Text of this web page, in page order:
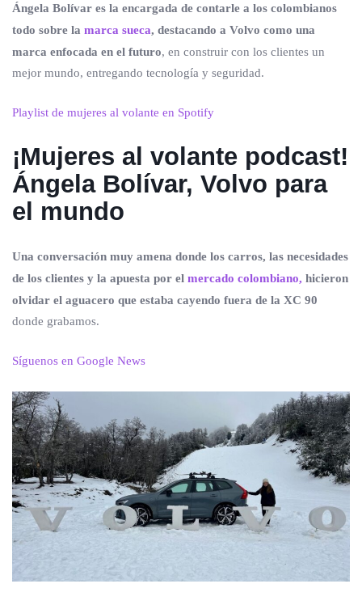
Ángela Bolívar es la encargada de contarle a los colombianos
todo sobre la marca sueca, destacando a Volvo como una
marca enfocada en el futuro, en construir con los clientes un
mejor mundo, entregando tecnología y seguridad.
Playlist de mujeres al volante en Spotify
¡Mujeres al volante podcast!
Ángela Bolívar, Volvo para
el mundo
Una conversación muy amena donde los carros, las necesidades
de los clientes y la apuesta por el mercado colombiano, hicieron
olvidar el aguacero que estaba cayendo fuera de la XC 90
donde grabamos.
Síguenos en Google News